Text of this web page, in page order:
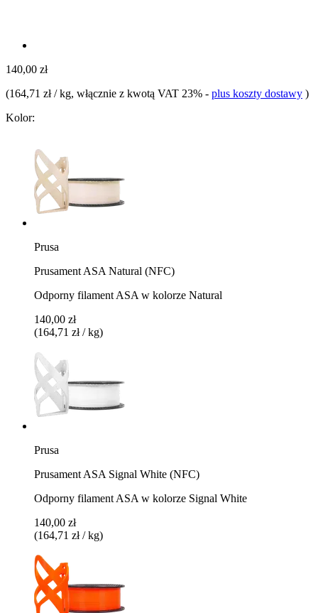
140,00 zł
(164,71 zł / kg, włącznie z kwotą VAT 23% - plus koszty dostawy )
Kolor:
Prusa
Prusament ASA Natural (NFC)
Odporny filament ASA w kolorze Natural
140,00 zł
(164,71 zł / kg)
Prusa
Prusament ASA Signal White (NFC)
Odporny filament ASA w kolorze Signal White
140,00 zł
(164,71 zł / kg)